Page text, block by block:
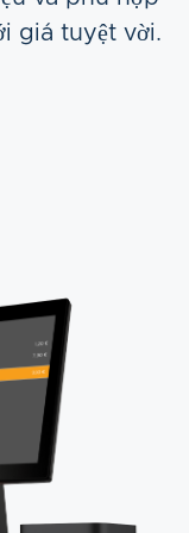
giá tuyệt vời.